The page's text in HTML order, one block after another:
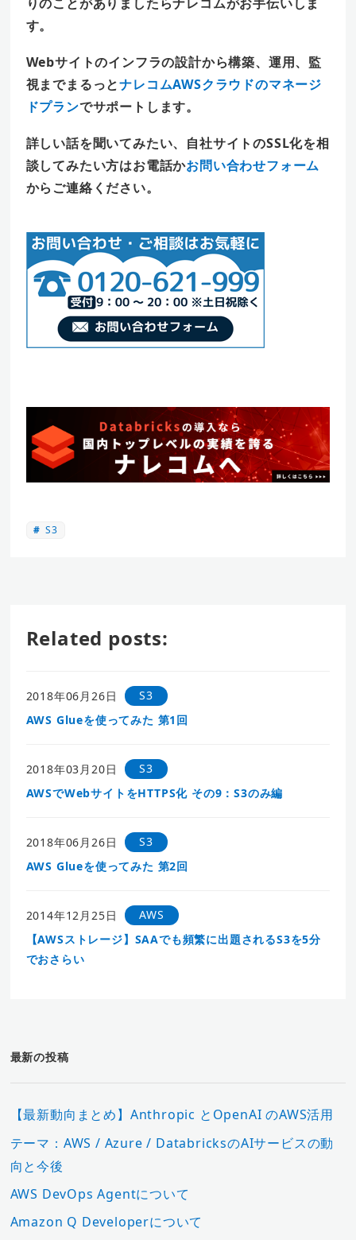
す。
Webサイトのインフラの設計から構築、運用、監
視までまるっとナレコムAWSクラウドのマネージ
ドプランでサポートします。
詳しい話を聞いてみたい、自社サイトのSSL化を相
談してみたい方はお電話かお問い合わせフォーム
からご連絡ください。
S3
Related posts:
2018年06月26日
S3
AWS Glueを使ってみた 第1回
2018年03月20日
S3
AWSでWebサイトをHTTPS化 その9：S3のみ編
2018年06月26日
S3
AWS Glueを使ってみた 第2回
2014年12月25日
AWS
【AWSストレージ】SAAでも頻繁に出題されるS3を5分
でおさらい
最新の投稿
【最新動向まとめ】Anthropic とOpenAI のAWS活用
テーマ：AWS / Azure / DatabricksのAIサービスの動
向と今後
AWS DevOps Agentについて
Amazon Q Developerについて